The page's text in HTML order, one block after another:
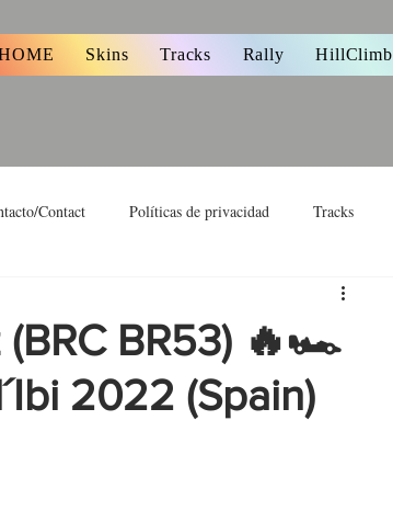
Skins Tracks Rally HillClimb
Contact Políticas de privacidad Tracks
(BRC BR53) 🔥🏎
2022 (Spain)